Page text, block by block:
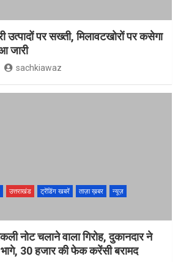
पर सख्ती, मिलावटखोरों पर कसेगा
जारी
sachkiawaz
उत्तराखंड ट्रेंडिंग खबरें ताज़ा ख़बर
न्यूज़
नोट चलाने वाला गिरोह, दुकानदार ने
30 हजार की फेक करेंसी बरामद